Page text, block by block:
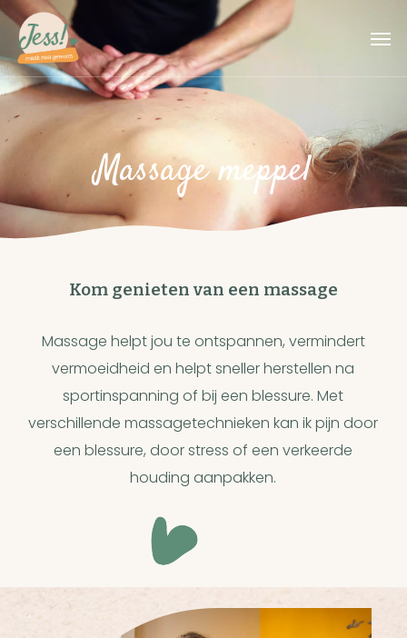
Skip
main
content
Massage meppel
Kom genieten van een massage
Massage helpt jou te ontspannen, vermindert
vermoeidheid en helpt sneller herstellen na
sportinspanning of bij een blessure. Met
verschillende massagetechnieken kan ik pijn door
een blessure, door stress of een verkeerde
houding aanpakken.